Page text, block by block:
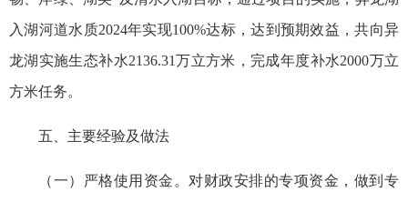
入湖河道水质2024年实现100%达标，达到预期效益，共向异
龙湖实施生态补水2136.31万立方米，完成年度补水2000万立
方米任务。‬
五、主要经验及做法
（一）严格使用资金。对财政安排的专项资金，做到专